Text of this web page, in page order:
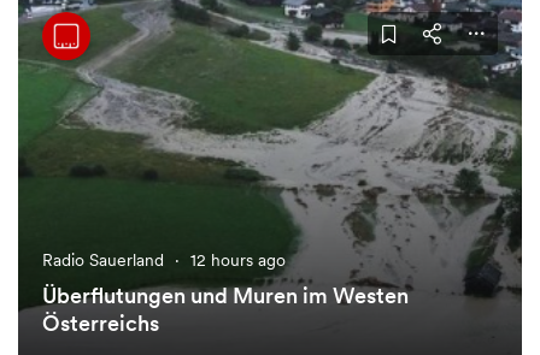
Radio Sauerland · 12 hours ago
Überflutungen und Muren im Westen
Österreichs